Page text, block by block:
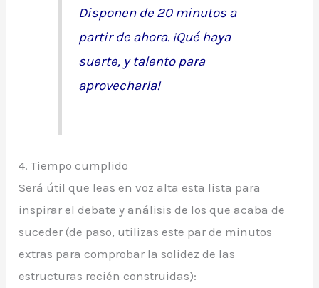
Disponen de 20 minutos a
partir de ahora. ¡Qué haya
suerte, y talento para
aprovecharla!
4. Tiempo cumplido
Será útil que leas en voz alta esta lista para
inspirar el debate y análisis de los que acaba de
suceder (de paso, utilizas este par de minutos
extras para comprobar la solidez de las
estructuras recién construidas):